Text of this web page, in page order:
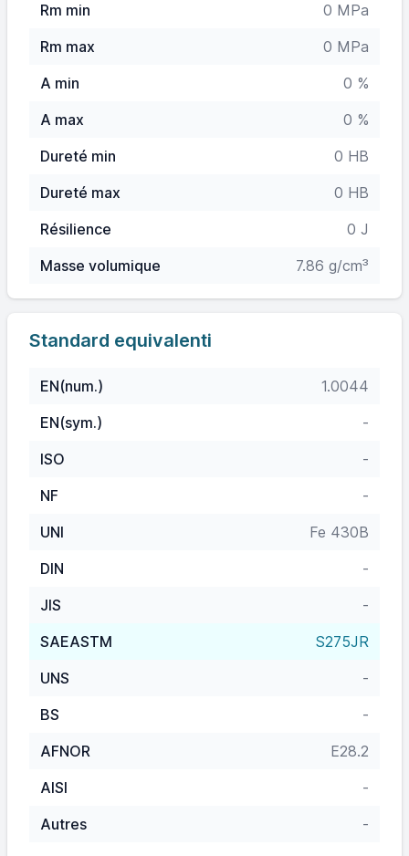
Rm min
0 MPa
Rm max
0 MPa
A min
0 %
A max
0 %
Dureté min
0 HB
Dureté max
0 HB
Résilience
0 J
Masse volumique
7.86 g/cm³
Standard equivalenti
EN(num.)
1.0044
EN(sym.)
-
ISO
-
NF
-
UNI
Fe 430B
DIN
-
JIS
-
SAEASTM
S275JR
UNS
-
BS
-
AFNOR
E28.2
AISI
-
Autres
-